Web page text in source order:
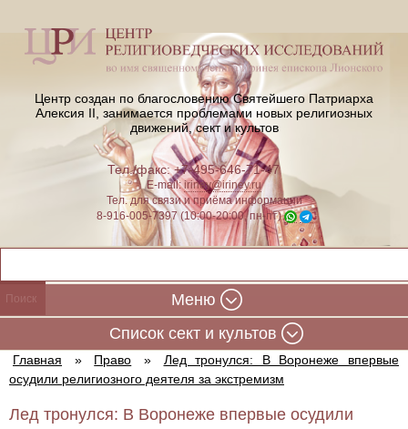
Центр создан по благословению Святейшего Патриарха
Алексия II, занимается проблемами новых религиозных
движений, сект и культов
Тел./факс: +7-495-646-71-47
E-mail:iriney@iriney.ru
Тел. для связи и приёма информации
8-916-005-7397 (10:00-20:00, пн-пт)
Меню
Cписок сект и культов
Главная » Право »
Лед тронулся: В Воронеже впервые
осудили религиозного деятеля за экстремизм
Лед тронулся: В Воронеже впервые осудили